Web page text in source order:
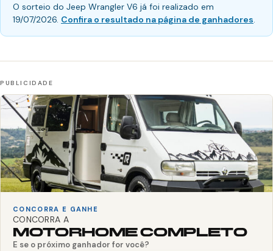
O sorteio do Jeep Wrangler V6 já foi realizado em
19/07/2026. Confira o resultado na página de ganhadores.
CONCORRA E GANHE
CONCORRA A
MOTORHOME COMPLETO
E se o próximo ganhador for você?